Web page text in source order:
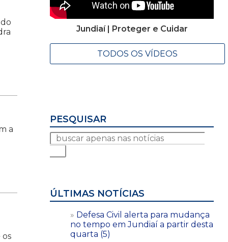
a
os
Jundiaí | Proteger e Cuidar
TODOS OS VÍDEOS
PESQUISAR
ÚLTIMAS NOTÍCIAS
Defesa Civil alerta para mudança
no tempo em Jundiaí a partir desta
quarta (5)